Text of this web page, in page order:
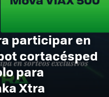
participar en
cortacésped
para
Xtra